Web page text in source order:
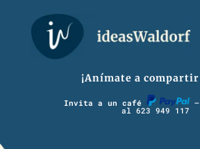
¡Anímate a compartir
Invita a un café –
al 623 949 117